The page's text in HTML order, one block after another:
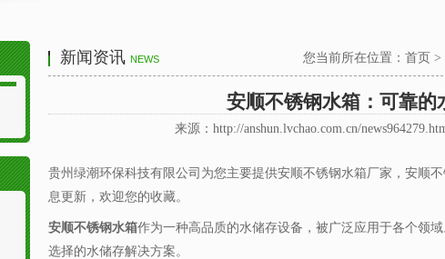
新闻资讯 NEWS 您当前所在位置： 首页 >
安顺不锈钢水箱：可靠的
来源：http://anshun.lvchao.com.cn/
贵州绿潮环保科技有限公司为您主要提供安顺不锈钢水箱厂家 ，安顺
息更新，欢迎您的收藏。
安顺不锈钢水箱作为一种高品质的水储存设备，被广泛应用于各个领
选择的水储存解决方案。